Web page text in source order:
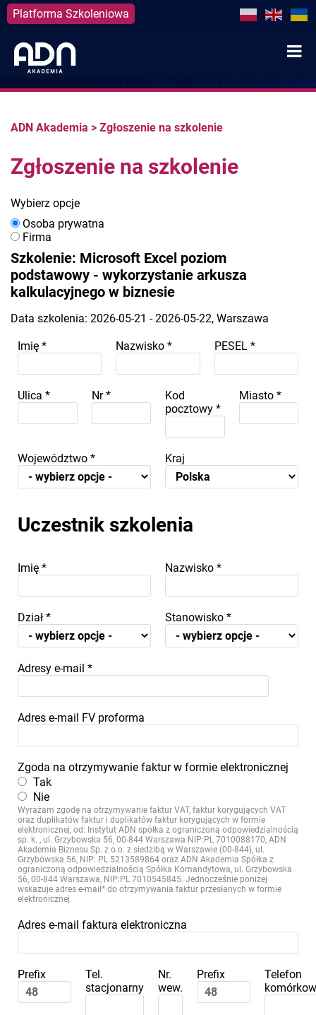
Platforma Szkoleniowa
content
ADN Akademia > Zgłoszenie na szkolenie
Zgłoszenie na szkolenie
Wybierz opcje
Osoba prywatna
Firma
Szkolenie: Microsoft Excel poziom
podstawowy - wykorzystanie arkusza
kalkulacyjnego w biznesie
Data szkolenia: 2026-05-21 - 2026-05-22, Warszawa
Imię * Nazwisko* PESEL *
Ulica * Nr*
Kod
pocztowy *
Miasto *
Województwo * Kraj
Uczestnik szkolenia
Imię * Nazwisko *
Dział * Stanowisko *
Adresy e-mail *
Adres e-mail FV proforma
Zgoda na otrzymywanie faktur w formie elektronicznej
Tak
Nie
Wyrażam zgodę na otrzymywanie faktur VAT, faktur korygujących VAT
oraz duplikatów faktur i duplikatów faktur korygujących w formie
elektronicznej, od: Instytut ADN spółka z ograniczoną odpowiedzialnością
sp. k. , ul. Grzybowska 56, 00-844 Warszawa NIP:PL 7010088170, ADN
Akademia Biznesu Sp. z o.o. z siedzibą w Warszawie (00-844), ul.
Grzybowska 56, NIP: PL 5213589864 oraz ADN Akademia Spółka z
ograniczoną odpowiedzialnością Spółka Komandytowa, ul. Grzybowska
56, 00-844 Warszawa, NIP:PL 7010545845. Jednocześnie poniżej
wskazuje adres e-mail* do otrzymywania faktur przesłanych w formie
elektronicznej.
Adres e-mail faktura elektroniczna
Prefix
Tel.
stacjonarny
Nr.
wew.
Prefix
Telefon